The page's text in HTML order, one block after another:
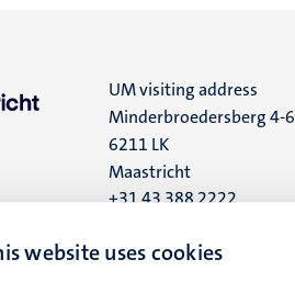
website uses cookies
UM visiting address
Minderbroedersberg 4-6
6211 LK
Maastricht
+31 43 388 2222
UM postal address